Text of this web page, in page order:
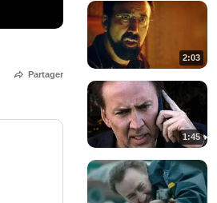
Partager
2:03
1:45